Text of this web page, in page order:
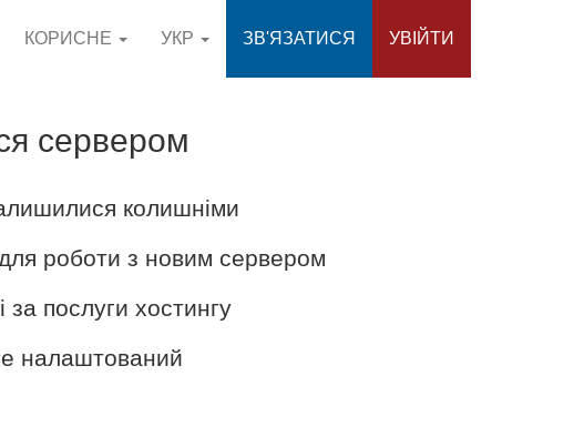
КОРИСНЕ УКР ЗВ'ЯЗАТИСЯ УВІЙТИ
сервером
колишніми
роботи з новим сервером
послуги хостингу
налаштований